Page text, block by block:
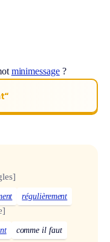
minimessage?
régulièrement
comme il faut